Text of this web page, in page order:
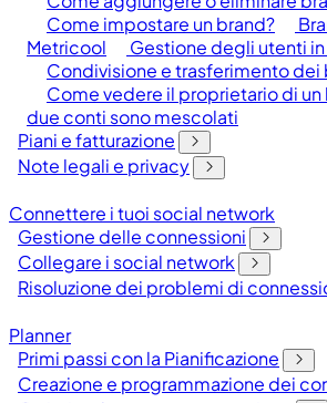
Come impostare un brand?
Metricool
Gestione degli utenti
Condivisione e trasferimento dei
Come vedere il proprietario di un
due conti sono mescolati
Piani e fatturazione
Note legali e privacy
Connettere i tuoi social network
Gestione delle connessioni
Collegare i social network
Risoluzione dei problemi di
Planner
Primi passi con la Pianificazione
Creazione e programmazione dei